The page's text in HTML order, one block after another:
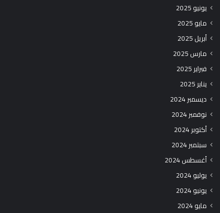
يونيو 2025
مايو 2025
أبريل 2025
مارس 2025
فبراير 2025
يناير 2025
ديسمبر 2024
نوفمبر 2024
أكتوبر 2024
سبتمبر 2024
أغسطس 2024
يوليو 2024
يونيو 2024
مايو 2024